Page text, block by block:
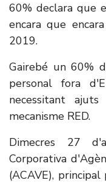
60% declara que
encara que
2019.
Gairebé un 60%
personal fora
necessitant
mecanisme RED.
Dimecres 27
Corporativa
(ACAVE),